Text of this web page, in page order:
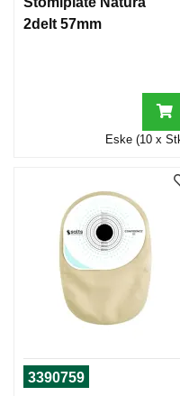
2delt 57mm
Eske (10 x
3390759